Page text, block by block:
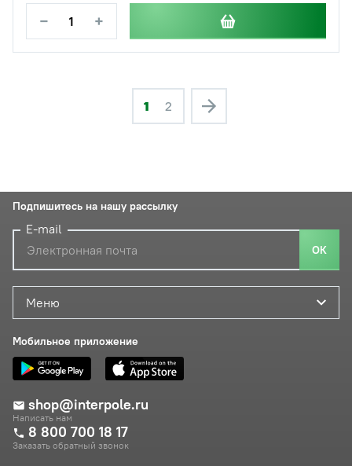
− +
1 2
Меню
Мобильное приложение
shop@interpole.ru
Написать нам
8 800 700 18 17
Заказать обратный звонок
Подпишитесь на нашу рассылку
E-mail
ОК